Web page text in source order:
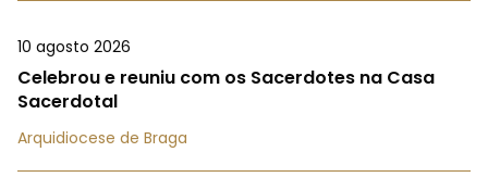
10 agosto 2026
Celebrou e reuniu com os Sacerdotes na Casa
Sacerdotal
Arquidiocese de Braga